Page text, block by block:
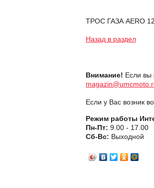
ТРОС ГАЗА AERO
Назад в раздел
Внимание! Если вы
Если у Вас возник
Режим работы
Пн-Пт: 9.00 - 17.00
Сб-Вс: Выходной